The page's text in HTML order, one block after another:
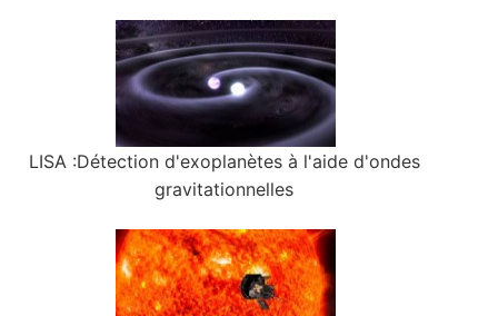
LISA :Détection d'exoplanètes à l'aide d'ondes
gravitationnelles